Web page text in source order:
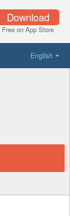
Download
Free on App Store
English